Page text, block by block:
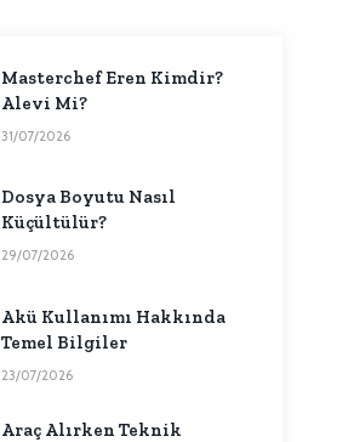
Masterchef Eren Kimdir?
Alevi Mi?
31/07/2026
Dosya Boyutu Nasıl
Küçültülür?
29/07/2026
Akü Kullanımı Hakkında
Temel Bilgiler
23/07/2026
Araç Alırken Teknik